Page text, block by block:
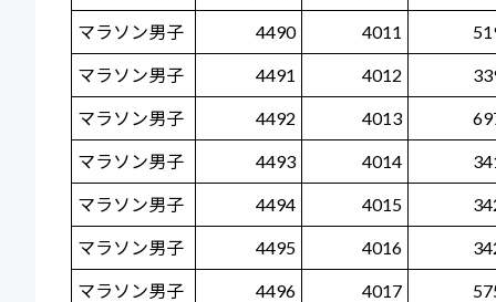
マラソン男子 4490 4011
マラソン男子 4491 4012
マラソン男子 4492 4013
マラソン男子 4493 4014
マラソン男子 4494 4015
マラソン男子 4495 4016
マラソン男子 4496 4017